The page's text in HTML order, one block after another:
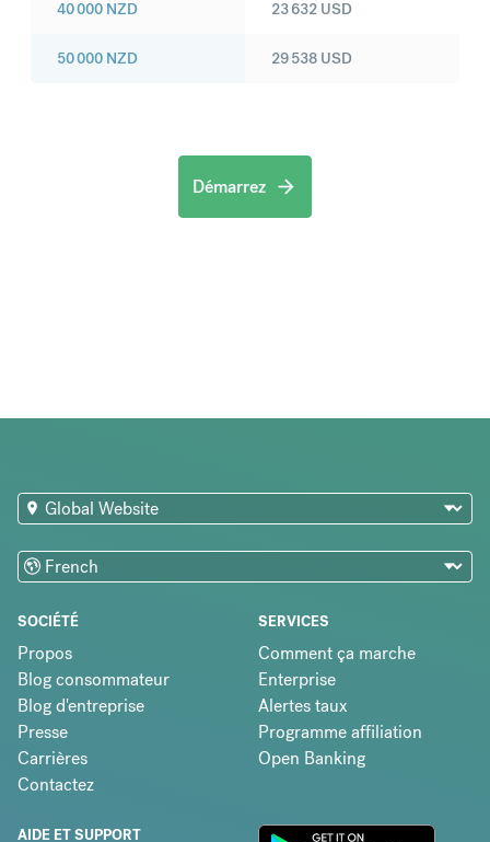
40 000 NZD
50 000 NZD
23 632 USD
29 538 USD
Démarrez
SOCIÉTÉ
Propos
Blog consommateur
Blog d'entreprise
Presse
Carrières
Contactez
SERVICES
Comment ça marche
Enterprise
Alertes taux
Programme affiliation
Open Banking
AIDE ET SUPPORT